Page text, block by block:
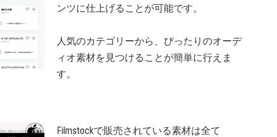
ンツに仕上げることが可能です。
人気のカテゴリーから、ぴったりのオーデ
ィオ素材を見つけることが簡単に行えま
す。
Filmstockで販売されている素材は全て